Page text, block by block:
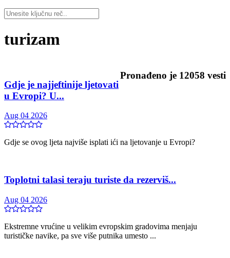
turizam
Pronađeno je 12058 vesti
Gdje je najjeftinije ljetovati
u Evropi? U...
Aug 04 2026
Gdje se ovog ljeta najviše isplati ići na ljetovanje u Evropi?
Toplotni talasi teraju turiste da rezerviš...
Aug 04 2026
Ekstremne vrućine u velikim evropskim gradovima menjaju
turističke navike, pa sve više putnika umesto ...